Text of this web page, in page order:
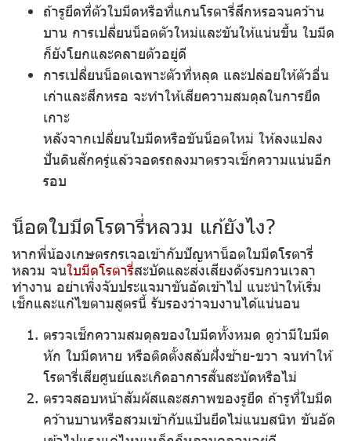
ถ้ารูยึดที่ตัวใบมีดหรือที่แกนโรตารี่สึกหรอจนคว้าน
บาน การเปลี่ยนน็อตตัวใหม่และขันให้แน่นขึ้น ใบมีด
ก็ยังโยกและคลายตัวอยู่ดี
การเปลี่ยนน็อตเฉพาะตัวที่หลุด และปล่อยให้ตัวอื่น
เก่าและสึกหรอ จะทำให้เสียความสมดุลในการยึด
เกาะ
หลังจากเปลี่ยนใบมีดหรือขันน็อตใหม่ ให้ลงแปลง
ปั่นดินสักครู่แล้วจอดรถลงมาตรวจเช็กความแน่นอีก
รอบ
น็อตใบมีดโรตารี่หลวม แก้ยังไง?
หากพี่น้องเกษตรกรเจอเข้ากับปัญหาน็อตใบมีดโรตารี่
หลวม จนใบมีดโรตารี่สะบัดและส่งเสียงดังรบกวนเวลา
ทำงาน อย่าเพิ่งจับประแจมาขันอัดเข้าไป แนะนำให้เริ่ม
เช็กและแก้ไขตามสูตรนี้ รับรองว่าจบงานได้แน่นอน
ตรวจเช็กความสมดุลของใบมีดทั้งหมด ดูว่ามีใบมีด
หัก ใบมีดหาย หรือติดตั้งสลับฝั่งซ้าย-ขวา จนทำให้
โรตารี่เสียศูนย์และเกิดอาการสั่นสะบัดหรือไม่
ตรวจสอบหน้าสัมผัสและสภาพของรูยึด ถ้ารูที่ใบมีด
คว้านบานหรือสวมเข้ากับแป้นยึดไม่แนบสนิท ขันอัด